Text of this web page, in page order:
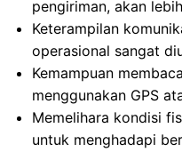
pengiriman, akan
Keterampilan
operasional sangat
Kemampuan
menggunakan GPS
Memelihara kondisi
untuk menghadapi